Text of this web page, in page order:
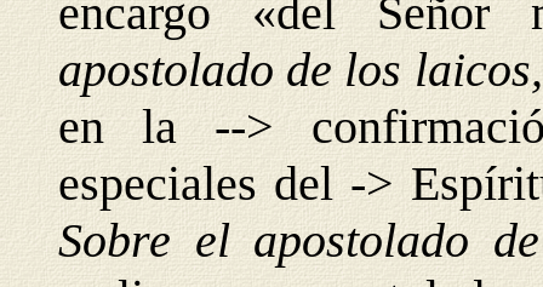
encargo «del Señor
apostolado de los
en la -->
especiales del ->
Sobre el apostolado